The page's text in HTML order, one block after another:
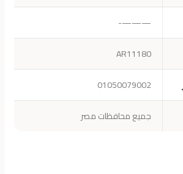
———-
AR11180
01050079002
جميع محافظات مصر